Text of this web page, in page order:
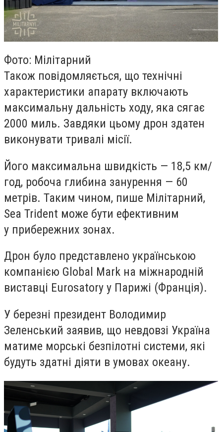
Фото: Мілітарний
Також повідомляється, що технічні
характеристики апарату включають
максимальну дальність ходу, яка сягає
2000 миль. Завдяки цьому дрон здатен
виконувати тривалі місії.
Його максимальна швидкість — 18,5 км/
год, робоча глибина занурення — 60
метрів. Таким чином, пише Мілітарний,
Sea Trident може бути ефективним
у прибережних зонах.
Дрон було представлено українською
компанією Global Mark на міжнародній
виставці Eurosatory у Парижі (Франція).
У березні президент Володимир
Зеленський заявив, що невдовзі Україна
матиме морські безпілотні системи, які
будуть здатні діяти в умовах океану.